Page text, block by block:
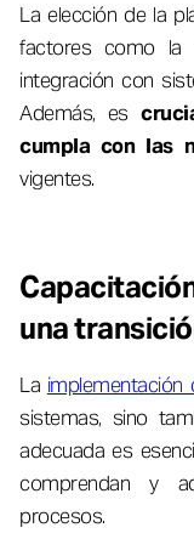
La elección de la
factores como la
integración con
Además, es
cumpla con las
vigentes.
una
La implementación
sistemas, sino
adecuada es
comprendan y
procesos.